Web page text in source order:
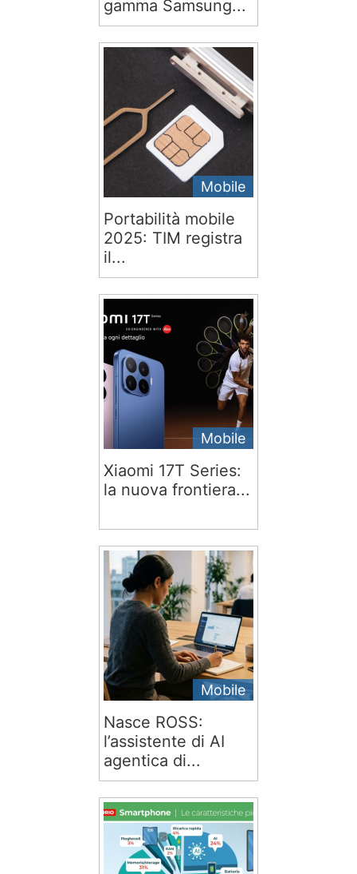
gamma Samsung...
Mobile
Portabilità mobile
2025: TIM registra
il...
Mobile
Xiaomi 17T Series:
la nuova frontiera...
Mobile
Nasce ROSS:
l’assistente di AI
agentica di...